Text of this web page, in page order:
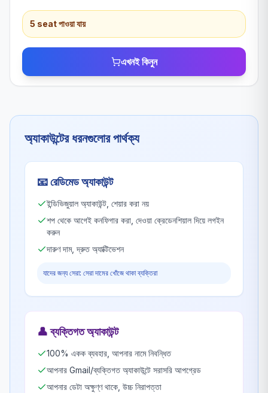
5 seat পাওয়া যায়
এখনই কিনুন
অ্যাকাউন্টের ধরনগুলোর পার্থক্য
📧রেডিমেড অ্যাকাউন্ট
ইন্ডিভিজুয়াল অ্যাকাউন্ট, শেয়ার করা নয়
শপ থেকে আগেই কনফিগার করা, দেওয়া ক্রেডেনশিয়াল দিয়ে লগইন
করুন
দারুণ দাম, দ্রুত অ্যাক্টিভেশন
যাদের জন্য সেরা: সেরা দামের খোঁজে থাকা ব্যক্তিরা
👤ব্যক্তিগত অ্যাকাউন্ট
100% একক ব্যবহার, আপনার নামে নিবন্ধিত
আপনার Gmail/ব্যক্তিগত অ্যাকাউন্টে সরাসরি আপগ্রেড
আপনার ডেটা অক্ষুণ্ণ থাকে, উচ্চ নিরাপত্তা